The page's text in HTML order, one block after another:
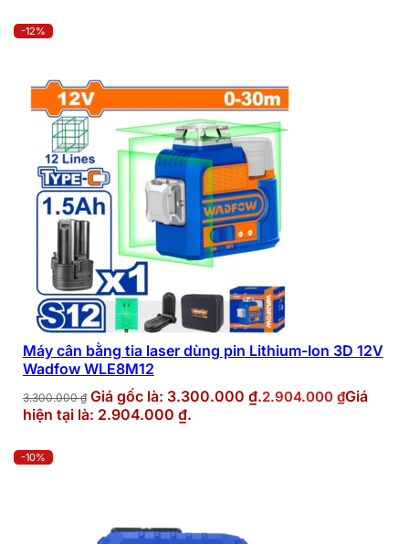
-12%
Máy cân bằng tia laser dùng pin Lithium-Ion 3D 12V
Wadfow WLE8M12
3.300.000₫ Giá gốc là: 3.300.000 ₫.2.904.000 ₫Giá
hiện tại là: 2.904.000 ₫.
-10%